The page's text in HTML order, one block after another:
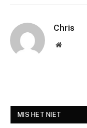
Chris
Website
MIS HET NIET